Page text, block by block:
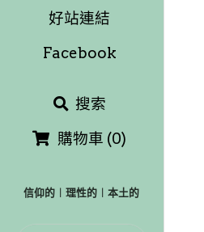
好站連結
Facebook
搜索
購物車 (0)
信仰的︱理性的︱本土的